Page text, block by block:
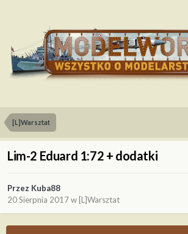
[L]Warsztat
Lim-2 Eduard 1:72 + dodatki
Przez Kuba88
20 Sierpnia 2017w [L]Warsztat